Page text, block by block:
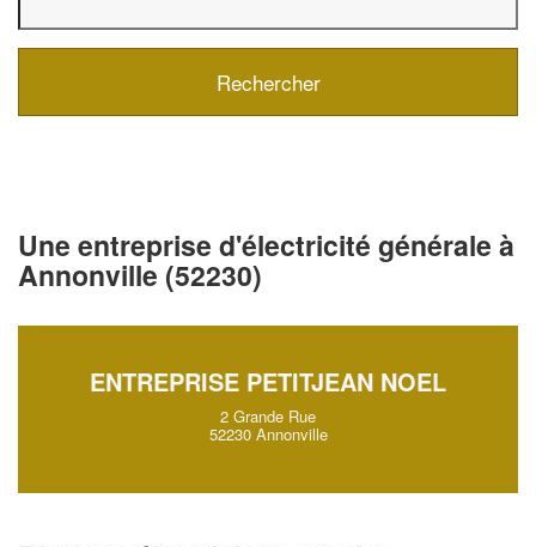
Une entreprise d'électricité générale à
Annonville (52230)
ENTREPRISE PETITJEAN NOEL
2 Grande Rue
52230 Annonville
✕
Augmentez votrechiffre
vosmargestout en gagnant de
nouveaux clients